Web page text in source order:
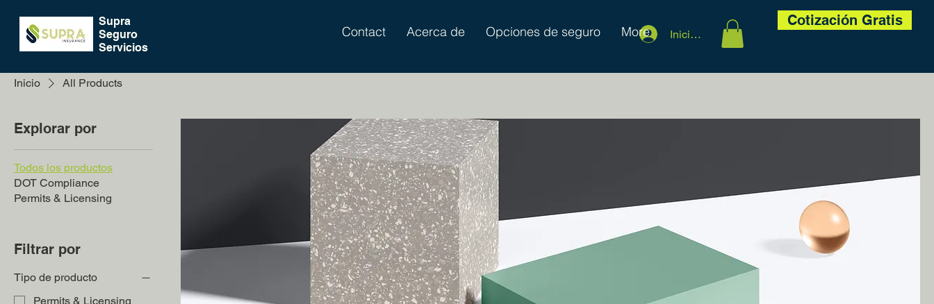
Supra
Seguro
Servicios
Iniciar sesión
Cotización Gratis
Contact Acerca de Opciones de seguro More
Inicio All Products
Explorar por
Todos los productos
DOT Compliance
Permits & Licensing
Filtrar por
Tipo de producto
Permits & Licensing